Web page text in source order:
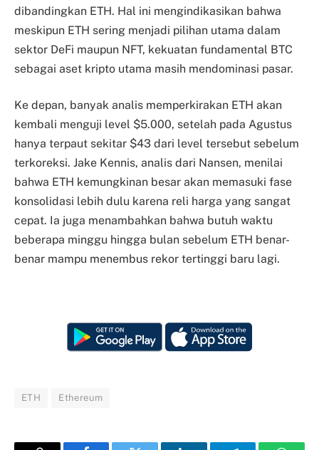
dibandingkan ETH. Hal ini mengindikasikan bahwa
meskipun ETH sering menjadi pilihan utama dalam
sektor DeFi maupun NFT, kekuatan fundamental BTC
sebagai aset kripto utama masih mendominasi pasar.
Ke depan, banyak analis memperkirakan ETH akan
kembali menguji level $5.000, setelah pada Agustus
hanya terpaut sekitar $43 dari level tersebut sebelum
terkoreksi. Jake Kennis, analis dari Nansen, menilai
bahwa ETH kemungkinan besar akan memasuki fase
konsolidasi lebih dulu karena reli harga yang sangat
cepat. Ia juga menambahkan bahwa butuh waktu
beberapa minggu hingga bulan sebelum ETH benar-
benar mampu menembus rekor tertinggi baru lagi.
ETH Ethereum